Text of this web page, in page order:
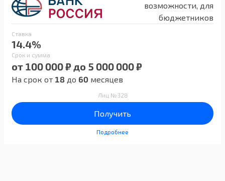
возможности, для
бюджетников
Ставка
14.4%
Срок и сумма
от 100 000 ₽ до 5 000 000 ₽
На срок от 18 до 60 месяцев
Лиц №328
Получить
Подробнее